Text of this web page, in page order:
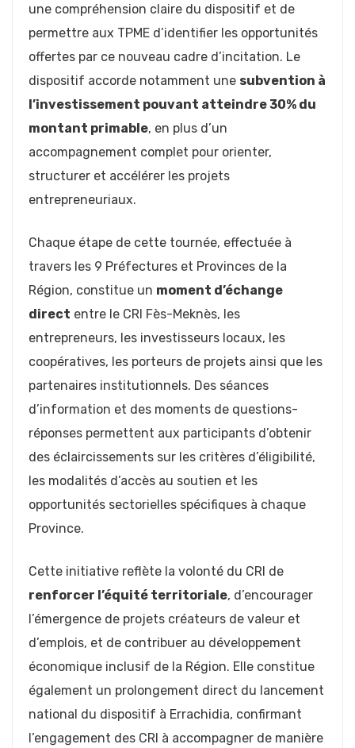
une compréhension claire du dispositif et de
permettre aux TPME d’identifier les opportunités
offertes par ce nouveau cadre d’incitation. Le
dispositif accorde notamment une subvention à
l’investissement pouvant atteindre 30% du
montant primable, en plus d’un
accompagnement complet pour orienter,
structurer et accélérer les projets
entrepreneuriaux.
Chaque étape de cette tournée, effectuée à
travers les 9 Préfectures et Provinces de la
Région, constitue un moment d’échange
direct entre le CRI Fès-Meknès, les
entrepreneurs, les investisseurs locaux, les
coopératives, les porteurs de projets ainsi que les
partenaires institutionnels. Des séances
d’information et des moments de questions-
réponses permettent aux participants d’obtenir
des éclaircissements sur les critères d’éligibilité,
les modalités d’accès au soutien et les
opportunités sectorielles spécifiques à chaque
Province.
Cette initiative reflète la volonté du CRI de
renforcer l’équité territoriale, d’encourager
l’émergence de projets créateurs de valeur et
d’emplois, et de contribuer au développement
économique inclusif de la Région. Elle constitue
également un prolongement direct du lancement
national du dispositif à Errachidia, confirmant
l’engagement des CRI à accompagner de manière